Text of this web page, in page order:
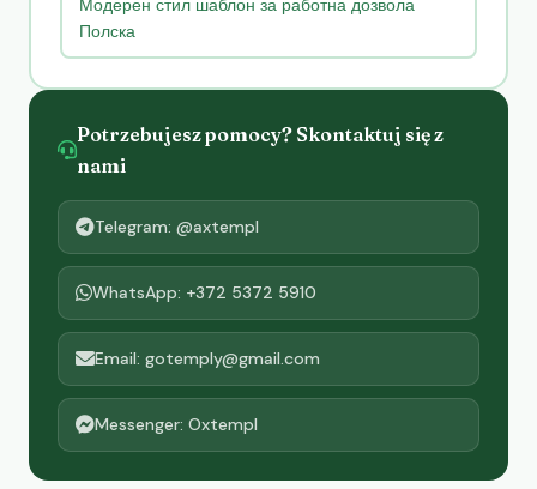
Модерен стил шаблон за работна дозвола
Полска
Potrzebujesz pomocy? Skontaktuj się z
nami
Telegram: @axtempl
WhatsApp: +372 5372 5910
Email: gotemply@gmail.com
Messenger: Oxtempl